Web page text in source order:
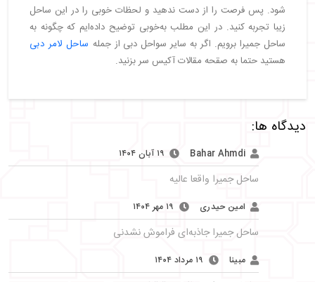
شود. پس فرصت را از دست ندهید و لحظات خوبی را در این ساحل
زیبا تجربه کنید. در این مطلب به‌خوبی توضیح داده‌ایم که چگونه به
ساحل جمیرا برویم. اگر به سایر سواحل دبی از جمله ساحل لامر دبی
هستید حتما به صقحه مقالات آکیس سر بزنید.
دیدگاه ها:
Bahar Ahmdi ۱۹ آبان ۱۴۰۴
ساحل جمیرا واقعا عالیه
امین حیدری ۱۹ مهر ۱۴۰۴
ساحل جمیرا جاذبه‌ای فراموش نشدنی
مبینا ۱۹ مرداد ۱۴۰۴